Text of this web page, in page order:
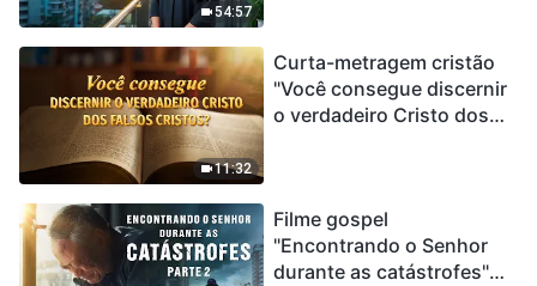
54:57
11:32
Curta-metragem cristão
"Você consegue discernir
o verdadeiro Cristo dos
Filme gospel
"Encontrando o Senhor
durante as catástrofes"